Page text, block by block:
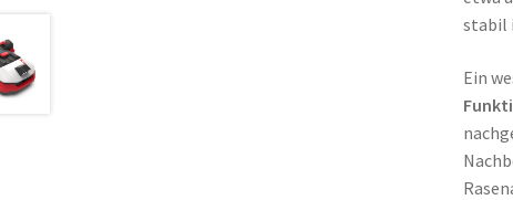
stabil
Ein